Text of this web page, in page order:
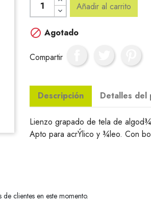
Añadir al carrito
 Agotado
Compartir
Descripción Detalles del
Lienzo grapado de tela de
Apto para acrÝlico y ¾leo. Con
de clientes en este momento.